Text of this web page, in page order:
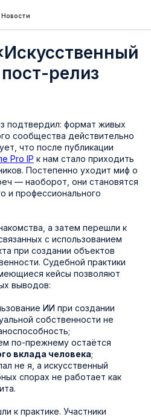
Новости
релиз
подтвердил: формат живых
сообщества действительно
что после публикации
Pro IP к нам стало приходить
Постепенно уходит миф о
— наоборот, они становятся
и профессионального
а затем перешли к
с использованием
при создании объектов
Судебной практики
кейсы позволяют
выводов:
ИИ при создании
собственности не
по-прежнему остаётся
вклада человека;
не я, а искусственный
спорах не работает как
к практике. Участники